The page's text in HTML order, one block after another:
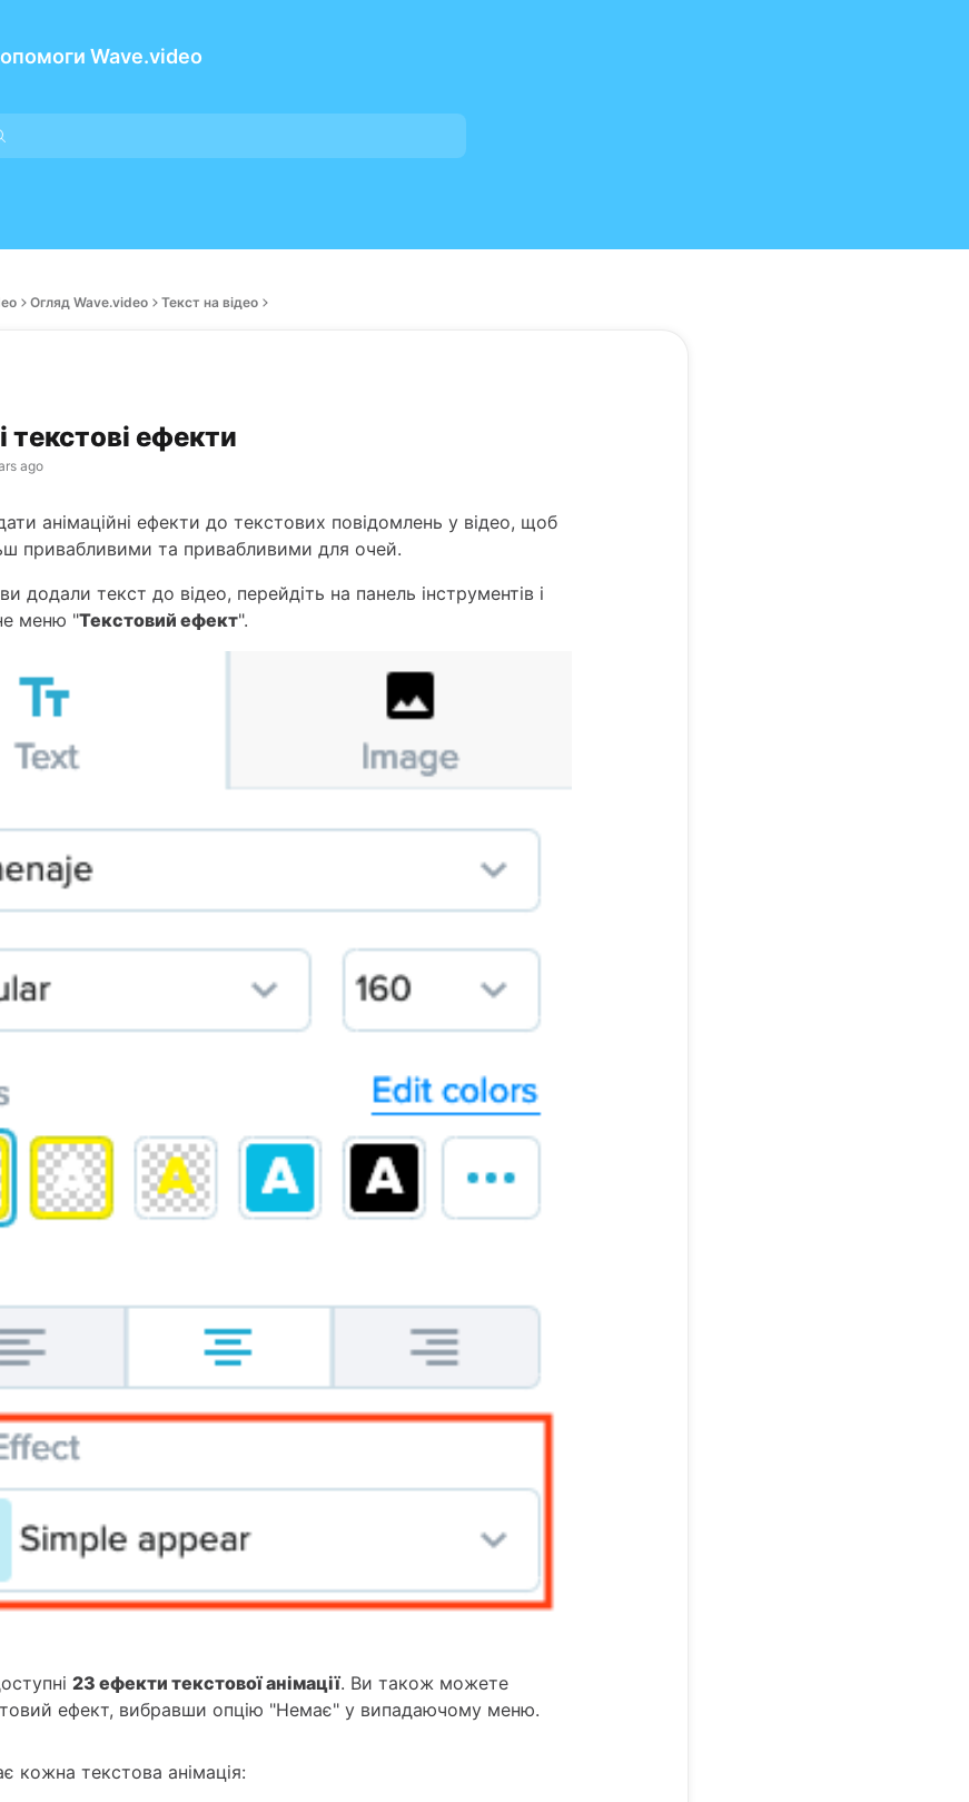
Wave.video
Огляд Wave.video Текст на відео
текстові ефекти
ago
анімаційні ефекти до текстових повідомлень у відео, щоб
привабливими та привабливими для очей.
додали текст до відео, перейдіть на панель інструментів і
меню "Текстовий ефект".
23 ефекти текстової анімації. Ви також можете
ефект, вибравши опцію "Немає" у випадаючому меню.
кожна текстова анімація: